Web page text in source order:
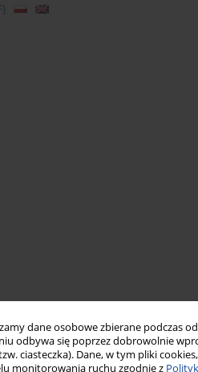
dane osobowe zbierane podczas
odbywa się poprzez dobrowolnie
ciasteczka). Dane, w tym pliki
monitorowania ruchu zgodnie z